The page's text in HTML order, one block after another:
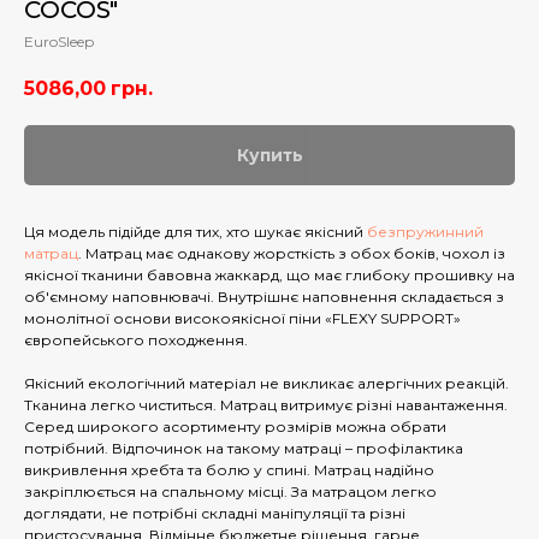
COCOS"
EuroSleep
5086,00 грн.
Купить
Ця модель підійде для тих, хто шукає якісний безпружинний
матрац. Матрац має однакову жорсткість з обох боків, чохол із
якісної тканини бавовна жаккард, що має глибоку прошивку на
об'ємному наповнювачі. Внутрішнє наповнення складається з
монолітної основи високоякісної піни «FLEXY SUPPORT»
європейського походження.
Якісний екологічний матеріал не викликає алергічних реакцій.
Тканина легко чиститься. Матрац витримує різні навантаження.
Серед широкого асортименту розмірів можна обрати
потрібний. Відпочинок на такому матраці – профілактика
викривлення хребта та болю у спині. Матрац надійно
закріплюється на спальному місці. За матрацом легко
доглядати, не потрібні складні маніпуляції та різні
пристосування. Відмінне бюджетне рішення, гарне